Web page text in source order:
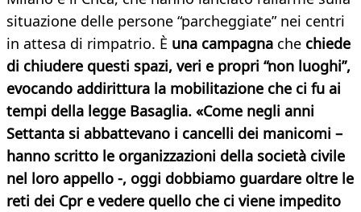
situazione delle persone “parcheggiate” nei centri
in attesa di rimpatrio. È una campagna che chiede
di chiudere questi spazi, veri e propri “non luoghi”,
evocando addirittura la mobilitazione che ci fu ai
tempi della legge Basaglia. «Come negli anni
Settanta si abbattevano i cancelli dei manicomi –
hanno scritto le organizzazioni della società civile
nel loro appello -, oggi dobbiamo guardare oltre le
reti dei Cpr e vedere quello che ci viene impedito